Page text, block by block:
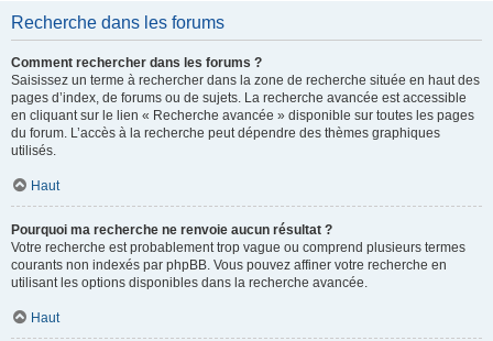
Recherche dans les forums
Comment rechercher dans les forums ?
Saisissez un terme à rechercher dans la zone de recherche située en haut des
pages d’index, de forums ou de sujets. La recherche avancée est accessible
en cliquant sur le lien « Recherche avancée » disponible sur toutes les pages
du forum. L’accès à la recherche peut dépendre des thèmes graphiques
utilisés.
Haut
Pourquoi ma recherche ne renvoie aucun résultat ?
Votre recherche est probablement trop vague ou comprend plusieurs termes
courants non indexés par phpBB. Vous pouvez affiner votre recherche en
utilisant les options disponibles dans la recherche avancée.
Haut